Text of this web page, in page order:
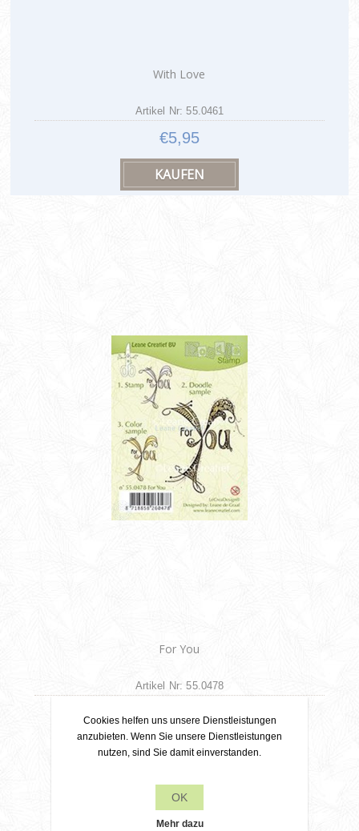
With Love
Artikel Nr: 55.0461
€5,95
For You
Artikel Nr: 55.0478
Cookies helfen uns unsere Dienstleistungen
anzubieten. Wenn Sie unsere Dienstleistungen
nutzen, sind Sie damit einverstanden.
OK
Mehr dazu